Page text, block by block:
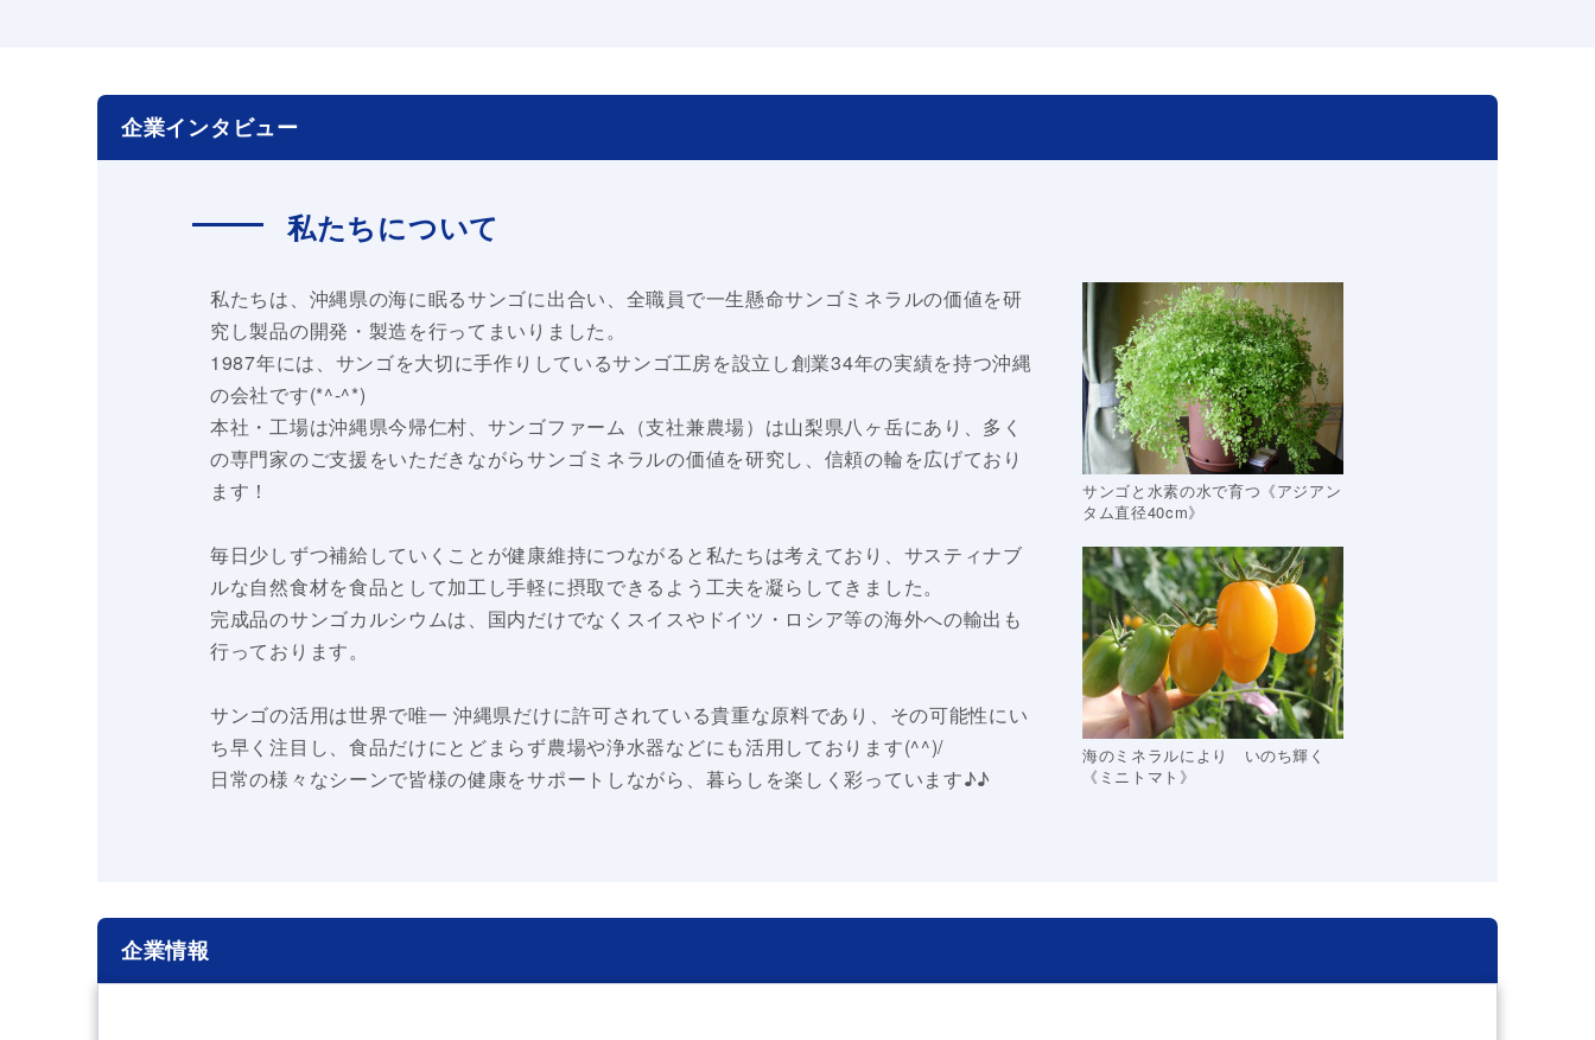
企業インタビュー
私たちについて
私たちは、沖縄県の海に眠るサンゴに出合い、全職員で一生懸命サンゴミネラルの価値を研
究し製品の開発・製造を行ってまいりました。
1987年には、サンゴを大切に手作りしているサンゴ工房を設立し創業34年の実績を持つ沖縄
の会社です(*^-^*)
本社・工場は沖縄県今帰仁村、サンゴファーム（支社兼農場）は山梨県八ヶ岳にあり、多く
の専門家のご支援をいただきながらサンゴミネラルの価値を研究し、信頼の輪を広げており
ます！
毎日少しずつ補給していくことが健康維持につながると私たちは考えており、サスティナブ
ルな自然食材を食品として加工し手軽に摂取できるよう工夫を凝らしてきました。
完成品のサンゴカルシウムは、国内だけでなくスイスやドイツ・ロシア等の海外への輸出も
行っております。
サンゴの活用は世界で唯一 沖縄県だけに許可されている貴重な原料であり、その可能性にい
ち早く注目し、食品だけにとどまらず農場や浄水器などにも活用しております(^^)/
日常の様々なシーンで皆様の健康をサポートしながら、暮らしを楽しく彩っています♪♪
サンゴと水素の水で育つ《アジアン
タム直径40cm》
海のミネラルにより いのち輝く
《ミニトマト》
企業情報